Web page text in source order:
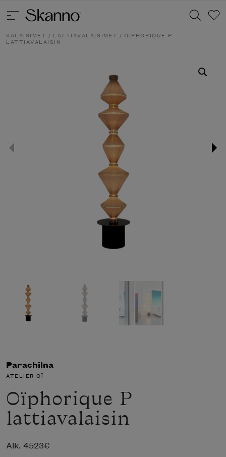
Type 2 or more characters for results.
VALAISIMET / LATTIAVALAISIMET / OÏPHORIQUE P
LATTIAVALAISIN
Parachilna
ATELIER OÏ
Oïphorique P
lattiavalaisin
Alk. 4523€